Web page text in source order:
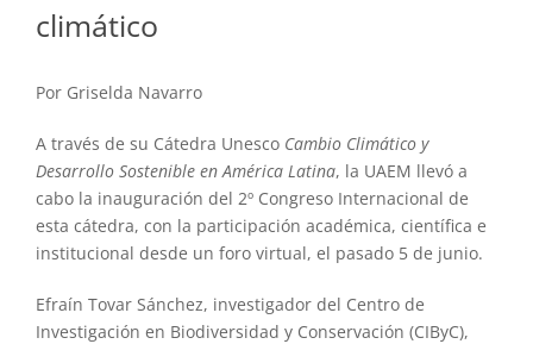
climático
Por Griselda Navarro
A través de su Cátedra Unesco Cambio Climático y
Desarrollo Sostenible en América Latina, la UAEM llevó a
cabo la inauguración del 2º Congreso Internacional de
esta cátedra, con la participación académica, científica e
institucional desde un foro virtual, el pasado 5 de junio.
Efraín Tovar Sánchez, investigador del Centro de
Investigación en Biodiversidad y Conservación (CIByC),